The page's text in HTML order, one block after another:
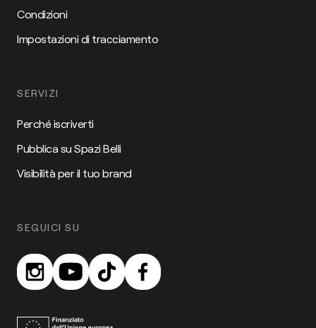
Condizioni
Impostazioni di tracciamento
SERVIZI
Perché iscriverti
Pubblica su Spazi Belli
Visibilità per il tuo brand
SEGUICI SU